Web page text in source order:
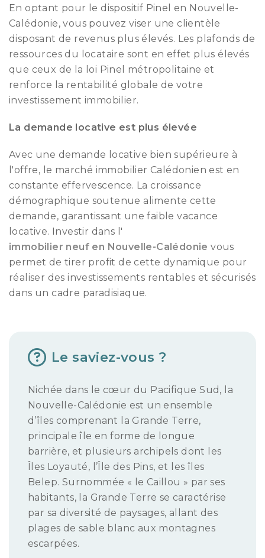
En optant pour le dispositif Pinel en Nouvelle-
Calédonie, vous pouvez viser une clientèle
disposant de revenus plus élevés. Les plafonds de
ressources du locataire sont en effet plus élevés
que ceux de la loi Pinel métropolitaine et
renforce la rentabilité globale de votre
investissement immobilier.
La demande locative est plus élevée
Avec une demande locative bien supérieure à
l'offre, le marché immobilier Calédonien est en
constante effervescence. La croissance
démographique soutenue alimente cette
demande, garantissant une faible vacance
locative. Investir dans l'
immobilier neuf en Nouvelle-Calédonie vous
permet de tirer profit de cette dynamique pour
réaliser des investissements rentables et sécurisés
dans un cadre paradisiaque.
Le saviez-vous ?
Nichée dans le cœur du Pacifique Sud, la
Nouvelle-Calédonie est un ensemble
d’îles comprenant la Grande Terre,
principale île en forme de longue
barrière, et plusieurs archipels dont les
Îles Loyauté, l’Île des Pins, et les îles
Belep. Surnommée « le Caillou » par ses
habitants, la Grande Terre se caractérise
par sa diversité de paysages, allant des
plages de sable blanc aux montagnes
escarpées.